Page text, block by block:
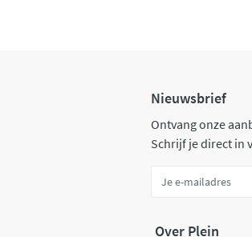
Nieuwsbrief
Ontvang onze
Schrijf je direct in
Over Plein